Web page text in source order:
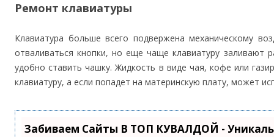
Ремонт клавиатуры
Клавиатура больше всего подвержена механическому
отваливаться кнопки, но еще чаще клавиатуру заливают
удобно ставить чашку. Жидкость в виде чая, кофе или
клавиатуру, а если попадет на материнскую плату, может
Забиваем Сайты В ТОП КУВАЛДОЙ -